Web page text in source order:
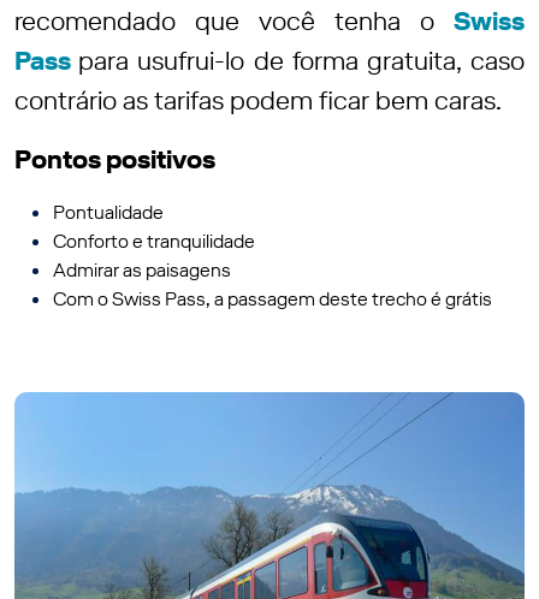
recomendado que você tenha o Swiss
Pass para usufrui-lo de forma gratuita, caso
contrário as tarifas podem ficar bem caras.
Pontos positivos
Pontualidade
Conforto e tranquilidade
Admirar as paisagens
Com o Swiss Pass, a passagem deste trecho é grátis